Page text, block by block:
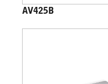
AV425B